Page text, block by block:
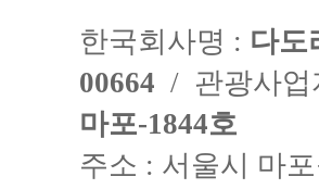
한국회사명 : 다도
00664 / 관광사
마포-1844호
주소 : 서울시 마